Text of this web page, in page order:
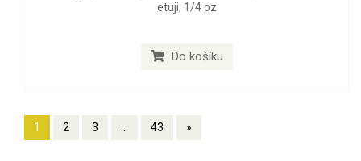
etuji, 1/4 oz
Do košíku
1 2 3 ... 43 »